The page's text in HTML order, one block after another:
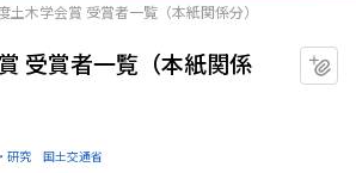
土木学会賞 受賞者一覧（本紙関係分）
受賞者一覧（本紙関係
研究 国土交通省